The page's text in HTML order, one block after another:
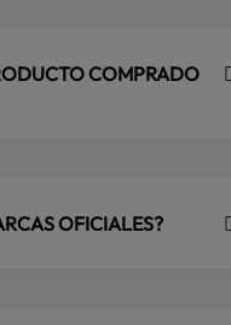
COMPRADO
OFICIALES?